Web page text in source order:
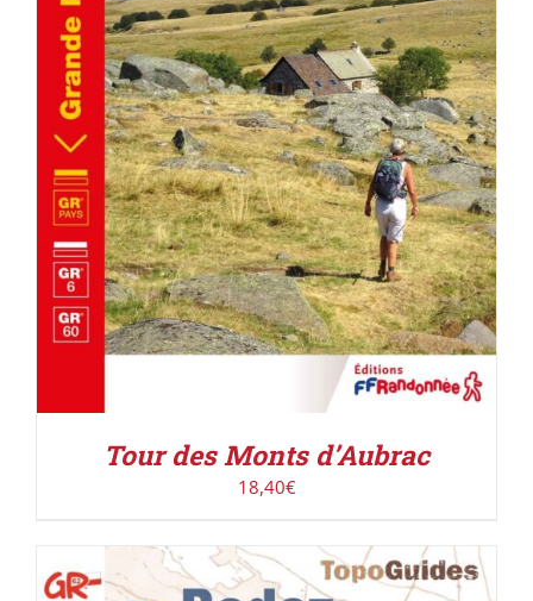
AJOUTER AU PANIER / DÉTAILS
Tour des Monts d’Aubrac
18,40€